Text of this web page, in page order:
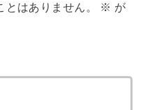
はありません。 ※ が